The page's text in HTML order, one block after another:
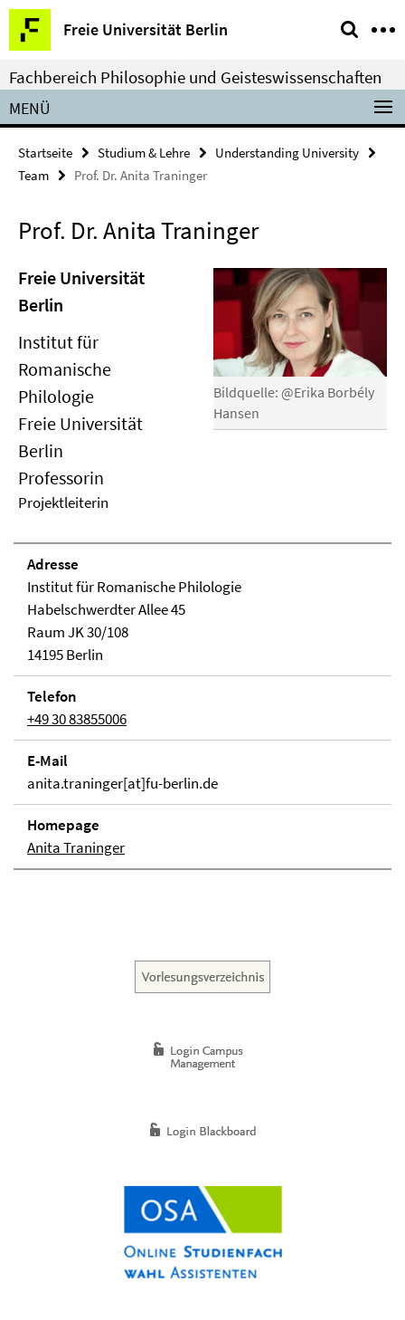
Springe
direkt
zu
Inhalt
Freie Universität Berlin
Service-
Navigation
Fachbereich Philosophie und Geisteswissenschaften
MENÜ
Startseite Studium & Lehre
Understanding University
Team
Prof. Dr. Anita Traninger
Prof. Dr. Anita Traninger
Bildquelle: @Erika Borbély
Hansen
Freie Universität
Berlin
Institut für
Romanische
Philologie
Freie Universität
Berlin
Professorin
Projektleiterin
Adresse
Institut für Romanische Philologie
Habelschwerdter Allee 45
Raum JK 30/108
14195 Berlin
Telefon
+49 30 83855006
E-Mail
anita.traninger[at]fu-berlin.de
Homepage
Anita Traninger